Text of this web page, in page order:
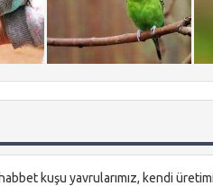
kuşu yavrularımız, kendi